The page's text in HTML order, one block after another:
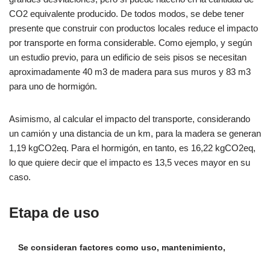
CO2 equivalente producido. De todos modos, se debe tener
presente que construir con productos locales reduce el impacto
por transporte en forma considerable. Como ejemplo, y según
un estudio previo, para un edificio de seis pisos se necesitan
aproximadamente 40 m3 de madera para sus muros y 83 m3
para uno de hormigón.
Asimismo, al calcular el impacto del transporte, considerando
un camión y una distancia de un km, para la madera se generan
1,19 kgCO2eq. Para el hormigón, en tanto, es 16,22 kgCO2eq,
lo que quiere decir que el impacto es 13,5 veces mayor en su
caso.
Etapa de uso
Se consideran factores como uso, mantenimiento,